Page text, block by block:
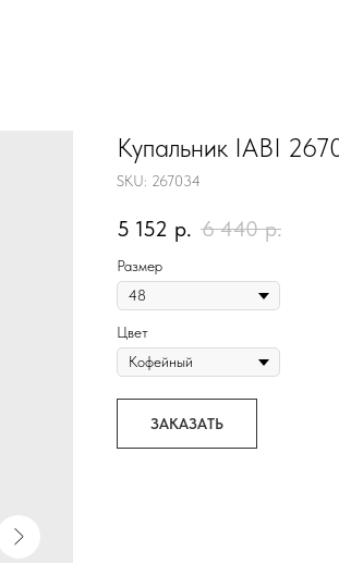
Купальник IABI
SKU: 267034
5 152 р. 6 440 р.
Размер
Цвет
ЗАКАЗАТЬ